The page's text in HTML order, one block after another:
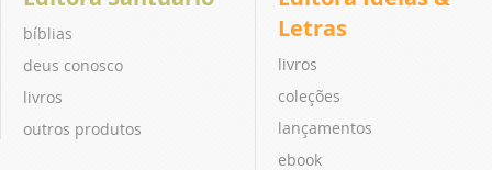
bíblias
deus conosco
livros
outros produtos
Letras
livros
coleções
lançamentos
ebook